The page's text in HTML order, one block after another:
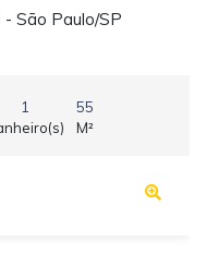
São Paulo/SP
1
55
M²